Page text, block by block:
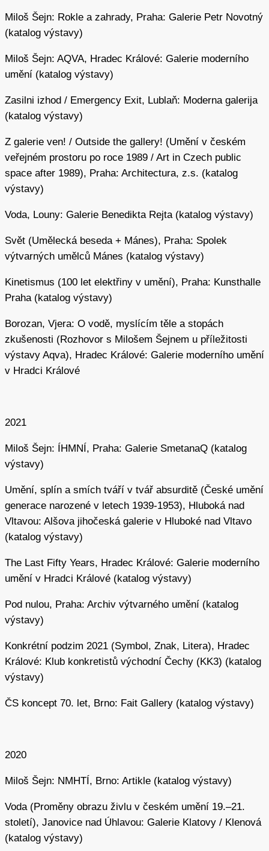
prováděl o samotě; dochovaly se skrze jeho vlastní
záznamy, přičemž samotné dění nepřesáhlo několik
akce dostával do stavu pozměněného vědomí a situace
nabývaly rituálního charakteru. Tyto rané práce již plně
vykazují znaky pro umělcovu tvorbu posléze
charakteristické, totiž důraz na procesuálnost a duchovní
i tělesnou komunikaci s krajinou.
V dalších letech Šejn akce rozvíjel a obohacoval o šetrné
zásahy do krajiny přemisťováním kamenů nebo
gestickými otisky na skály a kameny pomocí přírodních
pigmentů nalezených přímo na místě (např.
položený na skálu, 1979;Skála a tělo , 1983). Tyto otisky
dotykovým kresbám na papíře – souvisejí s autorovou
skepsí vůči mimetickému zachycení přírody, které si
vyzkoušel zejména během studia u Zdeňka Sýkory. Až do
začátku 80. let se sice zabýval i klasickou olejomalbou
v podobě silně abstrahovaných pohledů do krajiny (např.
cyklusRokle, 1978–1981), zároveň ale jako kresebný
nástroj používal vlastní prsty, větve nebo olůvka, aby se
co nejdůrazněji projevila hrubá tělesná zkušenost
nenarušená estetickým citem výtvarně školené ruky.
principů fungují i jeho frotáže přírodnin vznikající přímo
Zájem o pigmenty se rozvinul v rozsáhlou, celoživotně
v Petriho miskách. Šejnovy sbírky přírodnin zároveň
vstupují i do oblasti výtvarného umění v podobě
prostorových instalací (naposledy v roce 2025 jako site-
specific instalace v interiéru barokního kostela
cestou k tomu, jak symbolizovat přírodu a uchovávat ji
jako svůj vlastní vnitřní mikrokosmos. Předobrazem mu
byly renesanční a barokní kabinety kuriozit
(Kunstkammer), ale například i instalace Josepha
Pro Šejnovo dílo jsou zásadní lesní interiéry, a zvláště
pak útvary spojené s rodným krajem: rokle, skalní města
„bioskulptury“ založené na vlastním těle (Dovnitř/Lebky
nahého těla na skále či detaily nenápadných přírodních
i v dalších výtvarných záznamech se často projevuje
u surrealistů (Skála/Hlava, 1985;Skála/Tělo, 1972).
Současně experimentoval se zapojením živlu ohně, který
se stal jakýmsi kaligrafickým vyjádřením vzniklým
Miloš Šejn: Rokle a zahrady, Praha: Galerie Petr Novotný
(katalog výstavy)
Miloš Šejn: AQVA, Hradec Králové: Galerie moderního
umění (katalog výstavy)
Zasilni izhod / Emergency Exit, Lublaň: Moderna galerija
(katalog výstavy)
Z galerie ven! / Outside the gallery! (Umění v českém
veřejném prostoru po roce 1989 / Art in Czech public
space after 1989), Praha: Architectura, z.s. (katalog
výstavy)
Voda, Louny: Galerie Benedikta Rejta (katalog výstavy)
Svět (Umělecká beseda + Mánes), Praha: Spolek
výtvarných umělců Mánes (katalog výstavy)
Kinetismus (100 let elektřiny v umění), Praha: Kunsthalle
Praha (katalog výstavy)
Borozan, Vjera: O vodě, myslícím těle a stopách
zkušenosti (Rozhovor s Milošem Šejnem u příležitosti
výstavy Aqva), Hradec Králové: Galerie moderního umění
v Hradci Králové
2021
Miloš Šejn: ÍHMNÍ, Praha: Galerie SmetanaQ (katalog
výstavy)
Umění, splín a smích tváří v tvář absurditě (České umění
generace narozené v letech 1939-1953), Hluboká nad
Vltavou: Alšova jihočeská galerie v Hluboké nad Vltavo
(katalog výstavy)
The Last Fifty Years, Hradec Králové: Galerie moderního
umění v Hradci Králové (katalog výstavy)
Pod nulou, Praha: Archiv výtvarného umění (katalog
výstavy)
Konkrétní podzim 2021 (Symbol, Znak, Litera), Hradec
Králové: Klub konkretistů východní Čechy (KK3) (katalog
výstavy)
ČS koncept 70. let, Brno: Fait Gallery (katalog výstavy)
2020
Miloš Šejn: NMHTÍ, Brno: Artikle (katalog výstavy)
Voda (Proměny obrazu živlu v českém umění 19.–21.
století), Janovice nad Úhlavou: Galerie Klatovy / Klenová
(katalog výstavy)